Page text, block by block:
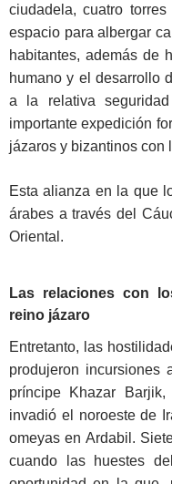
ciudadela, cuatro
espacio para albergar
habitantes, además de
humano y el desarrollo
a la relativa
importante expedición
jázaros y bizantinos con
Esta alianza en la que
árabes a través del
Oriental.
Las relaciones con
reino jázaro
Entretanto, las
produjeron incursiones
príncipe Khazar
invadió el noroeste de
omeyas en Ardabil.
cuando las huestes